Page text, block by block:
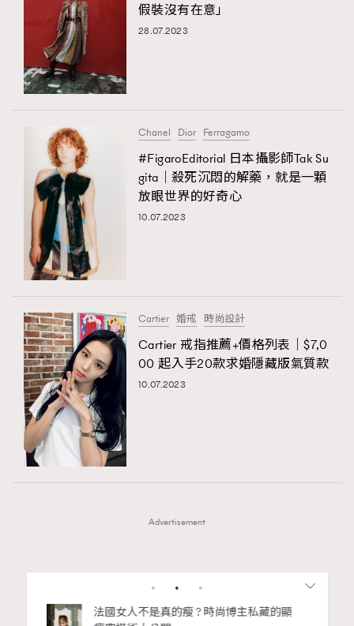
假裝沒有在意」
28.07.2023
Chanel Dior Ferragamo
#FigaroEditorial 日本攝影師Tak Su
gita｜殺死沉悶的解藥，就是一顆
放眼世界的好奇心
10.07.2023
Cartier 婚戒 時尚設計
Cartier 戒指推薦+價格列表｜$7,0
00 起入手20款求婚隱藏版氣質款
10.07.2023
Advertisement
4
別再用酒精消毒皮革！6個清潔手袋小技